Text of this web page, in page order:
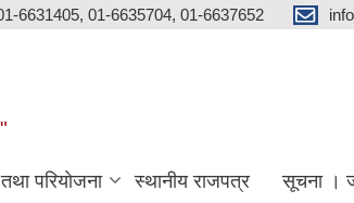
6631405, 01-6635704, 01-6637652
परियोजना स्थानीय राजपत्र सूचना ।